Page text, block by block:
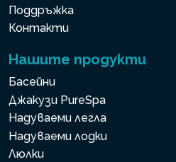
Поддръжка
Контакти
Нашите продукти
Басейни
Джакузи PureSpa
Надуваеми легла
Надуваеми лодки
Люлки